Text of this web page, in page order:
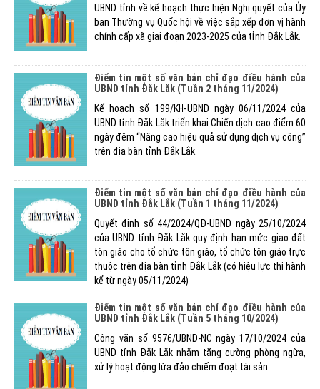
UBND tỉnh về kế hoạch thực hiện Nghị quyết của Ủy
ban Thường vụ Quốc hội về việc sắp xếp đơn vị hành
chính cấp xã giai đoạn 2023-2025 của tỉnh Đắk Lắk.
Điểm tin một số văn bản chỉ đạo điều hành của
UBND tỉnh Đắk Lắk (Tuần 2 tháng 11/2024)
Kế hoạch số 199/KH-UBND ngày 06/11/2024 của
UBND tỉnh Đắk Lắk triển khai Chiến dịch cao điểm 60
ngày đêm “Nâng cao hiệu quả sử dụng dịch vụ công”
trên địa bàn tỉnh Đắk Lắk.
Điểm tin một số văn bản chỉ đạo điều hành của
UBND tỉnh Đắk Lắk (Tuần 1 tháng 11/2024)
Quyết định số 44/2024/QĐ-UBND ngày 25/10/2024
của UBND tỉnh Đắk Lắk quy định hạn mức giao đất
tôn giáo cho tổ chức tôn giáo, tổ chức tôn giáo trực
thuộc trên địa bàn tỉnh Đắk Lắk (có hiệu lực thi hành
kể từ ngày 05/11/2024)
Điểm tin một số văn bản chỉ đạo điều hành của
UBND tỉnh Đắk Lắk (Tuần 5 tháng 10/2024)
Công văn số 9576/UBND-NC ngày 17/10/2024 của
UBND tỉnh Đắk Lắk nhằm tăng cường phòng ngừa,
xử lý hoạt động lừa đảo chiếm đoạt tài sản.